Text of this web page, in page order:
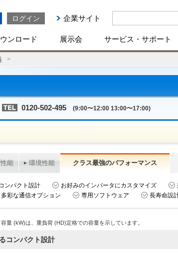
ログイン 企業サイト
ンロード 展示会 サービス・サポート
0120-502-495 (9:00〜12:00 13:00〜17:00)
能 環境性能 クラス最強のパフォーマンス
ンパクト設計 お好みのインバータにカスタマイズ
多彩な通信オプション 専用ソフトウェア 長寿命設
量 (kW)は、重負荷 (HD)定格での容量を示しています。
コンパクト設計